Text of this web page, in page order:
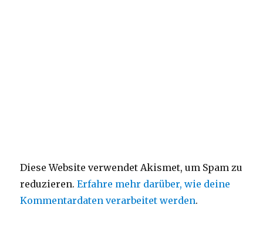
Diese Website verwendet Akismet, um Spam zu
reduzieren.Erfahre mehr darüber, wie deine
Kommentardaten verarbeitet werden.